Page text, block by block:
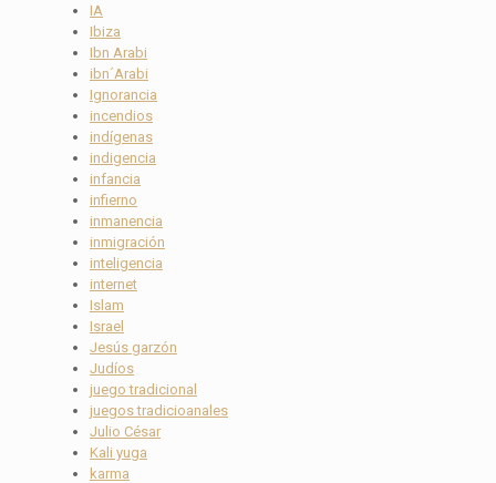
IA
Ibiza
Ibn Arabi
ibn´Arabi
Ignorancia
incendios
indígenas
indigencia
infancia
infierno
inmanencia
inmigración
inteligencia
internet
Islam
Israel
Jesús garzón
Judíos
juego tradicional
juegos tradicioanales
Julio César
Kali yuga
karma